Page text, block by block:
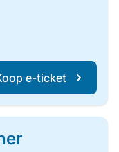
e-ticket